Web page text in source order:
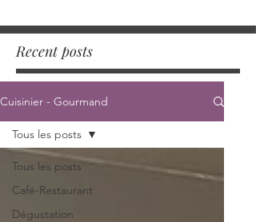
Recent posts
Cuisinier - Gourmand
Tous les posts
Café-Restaurant
Dégustation
Tous les posts